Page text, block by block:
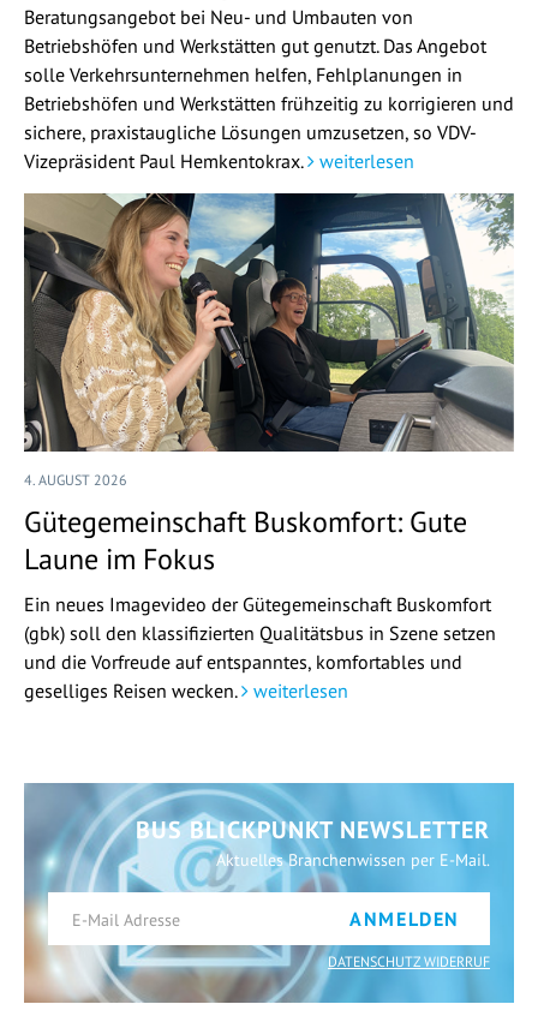
Beratungsangebot bei Neu- und Umbauten von
Betriebshöfen und Werkstätten gut genutzt. Das Angebot
solle Verkehrsunternehmen helfen, Fehlplanungen in
Betriebshöfen und Werkstätten frühzeitig zu korrigieren und
sichere, praxistaugliche Lösungen umzusetzen, so VDV-
Vizepräsident Paul Hemkentokrax.
weiterlesen
4. AUGUST 2026
Gütegemeinschaft Buskomfort: Gute
Laune im Fokus
Ein neues Imagevideo der Gütegemeinschaft Buskomfort
(gbk) soll den klassifizierten Qualitätsbus in Szene setzen
und die Vorfreude auf entspanntes, komfortables und
geselliges Reisen wecken.
weiterlesen
BUS BLICKPUNKT NEWSLETTER
Aktuelles Branchenwissen per E-Mail.
ANMELDEN
DATENSCHUTZ WIDERRUF